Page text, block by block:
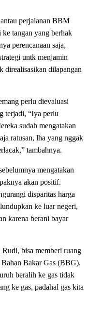
perjalanan BBM
ke tangan yang berhak
perencanaan saja,
untk menjamin
direalisasikan dilapangan
perlu dievaluasi
terjadi, “Iya perlu
sudah mengatakan
ratusan, lha yang nggak
tambahnya.
mengatakan
akan positif.
disparitas harga
ke luar negeri,
karena berani bayar
bisa memberi ruang
Bakar Gas (BBG).
beralih ke gas tidak
ke gas, padahal gas kita